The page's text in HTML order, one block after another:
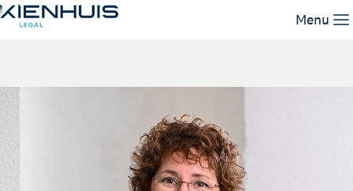
Menu
Expertises
Mensen
Kennis
Werken bij
Contact
Jacqueline Hoffstedde